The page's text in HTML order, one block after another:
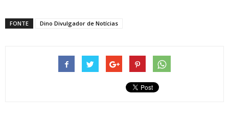
FONTE Dino Divulgador de Notícias